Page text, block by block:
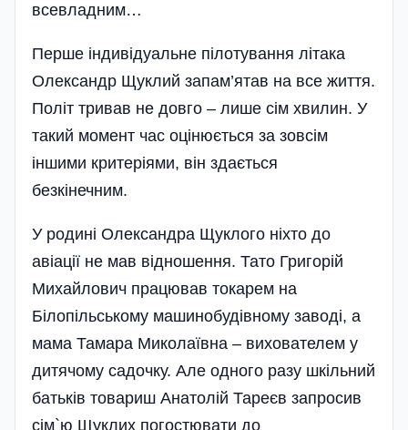
всевладним…
Перше індивідуальне пілотування літака
Олександр Щуклий запам’ятав на все життя.
Політ тривав не довго – лише сім хвилин. У
такий момент час оцінюється за зовсім
іншими критеріями, він здається
безкінечним.
У родині Олександра Щуклого ніхто до
авіації не мав відношення. Тато Григорій
Михайлович працював токарем на
Білопільському машинобудівному заводі, а
мама Тамара Миколаївна – вихователем у
дитячому садочку. Але одного разу шкільний
батьків товариш Анатолій Тареєв запросив
сім`ю Щуклих погостювати до